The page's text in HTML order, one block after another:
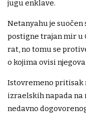
jugu enklave.
Netanyahu je suočen
postigne trajan mir u
rat, no tomu se
o kojima ovisi
Istovremeno pritisak
izraelskih napada
nedavno